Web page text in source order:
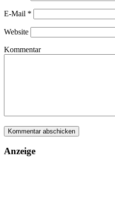
E-Mail *
Website
Kommentar
Anzeige